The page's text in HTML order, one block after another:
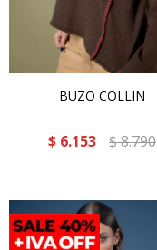
BUZO COLLIN
$ 6.153 $8.790